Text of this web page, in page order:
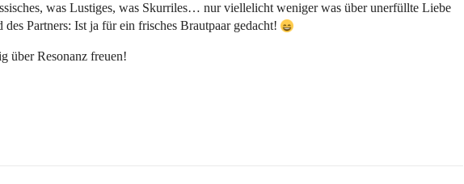
was Lustiges, was Skurriles… nur viellelicht weniger was über unerfüllte Liebe
Partners: Ist ja für ein frisches Brautpaar gedacht!
über Resonanz freuen!